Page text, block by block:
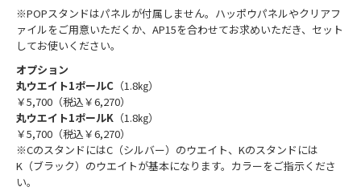
※POPスタンドはパネルが付属しません。ハッポウパネルやクリアフ
ァイルをご用意いただくか、AP15を合わせてお求めいただき、セット
してお使いください。
オプション
丸ウエイト1ポールC （1.8㎏）
￥5,700（税込￥6,270）
丸ウエイト1ポールK （1.8㎏）
￥5,700（税込￥6,270）
※CのスタンドにはC（シルバー）のウエイト、Kのスタンドには
K（ブラック）のウエイトが基本になります。カラーをご指示くださ
い。